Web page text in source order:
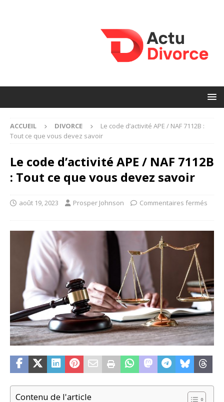
ACCUEIL DIVORCE
Le code d’activité APE / NAF 7112B :
Tout ce que vous devez savoir
Le code d’activité APE / NAF 7112B
: Tout ce que vous devez savoir
août 19, 2023 Prosper Johnson Commentaires fermés
Contenu de l'article